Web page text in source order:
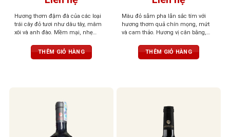
Hương thơm đậm đà của các loại
trái cây đỏ tươi như dâu tây, mâm
xôi và anh đào. Mềm mại, nhẹ
chua nhẹ. Hương vị trái cây tươi
mát đặc trưng giúp loại rượu này trở
THÊM GIỎ HÀNG
Màu đỏ sẫm pha lẫn sắc tím với
hương thơm quả chín mọng, mứt
và cam thảo. Hương vị cân bằng,
và tinh tế THÊM GIỎ HÀNG